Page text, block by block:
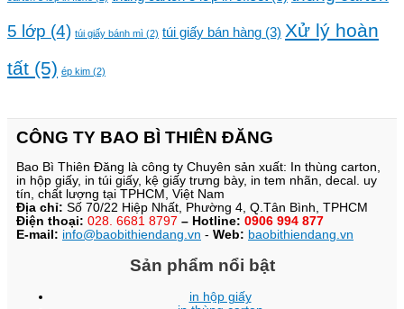
5 lớp (4) túi giấy bánh mì (2) túi giấy bán hàng (3) Xử lý hoàn
tất (5) ép kim (2)
CÔNG TY BAO BÌ THIÊN ĐĂNG
Bao Bì Thiên Đăng là công ty Chuyên sản xuất: In thùng carton,
in hộp giấy, in túi giấy, kệ giấy trưng bày, in tem nhãn, decal. uy
tín, chất lượng tại TPHCM, Việt Nam
Địa chỉ: Số 70/22 Hiệp Nhất, Phường 4, Q.Tân Bình, TPHCM
Điện thoại: 028. 6681 8797 – Hotline: 0906 994 877
E-mail: info@baobithiendang.vn - Web: baobithiendang.vn
Sản phẩm nổi bật
in hộp giấy